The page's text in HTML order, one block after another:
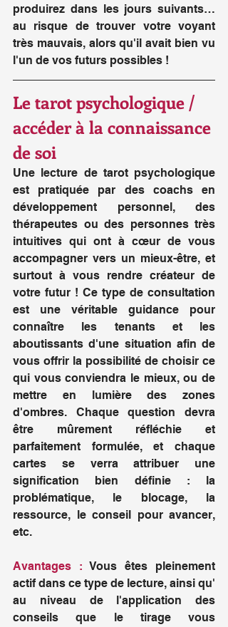
produirez dans les jours suivants…
au risque de trouver votre voyant
très mauvais, alors qu'il avait bien vu
l'un de vos futurs possibles !
Le tarot psychologique /
accéder à la connaissance
de soi
Une lecture de tarot psychologique
est pratiquée par des coachs en
développement personnel, des
thérapeutes ou des personnes très
intuitives qui ont à cœur de vous
accompagner vers un mieux-être, et
surtout à vous rendre créateur de
votre futur ! Ce type de consultation
est une véritable guidance pour
connaître les tenants et les
aboutissants d'une situation afin de
vous offrir la possibilité de choisir ce
qui vous conviendra le mieux, ou de
mettre en lumière des zones
d'ombres. Chaque question devra
être mûrement réfléchie et
parfaitement formulée, et chaque
cartes se verra attribuer une
signification bien définie : la
problématique, le blocage, la
ressource, le conseil pour avancer,
etc.
Avantages : Vous êtes pleinement
actif dans ce type de lecture, ainsi qu'
au niveau de l'application des
conseils que le tirage vous